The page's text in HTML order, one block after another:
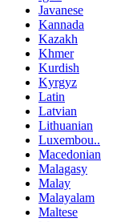
Javanese
Kannada
Kazakh
Khmer
Kurdish
Kyrgyz
Latin
Latvian
Lithuanian
Luxembou..
Macedonian
Malagasy
Malay
Malayalam
Maltese